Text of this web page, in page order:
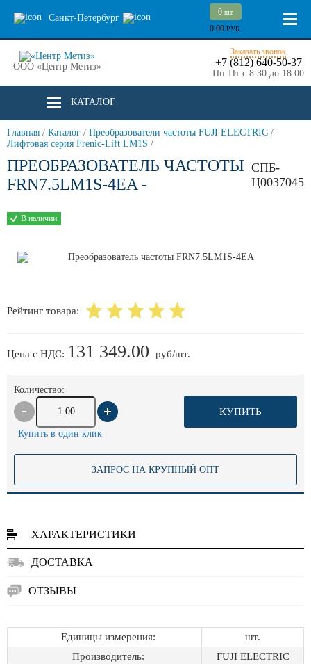
Санкт-Петербург
0 шт.
0.00 РУБ.
ООО «Центр Метиз»
Заказать звонок
+7 (812) 640-50-37
Пн-Пт с 8:30 до 18:00
КАТАЛОГ
Главная / Каталог / Преобразователи частоты FUJI ELECTRIC /
Лифтовая серия Frenic-Lift LM1S /
ПРЕОБРАЗОВАТЕЛЬ ЧАСТОТЫ
FRN7.5LM1S-4EA -
СПБ-
Ц0037045
В наличии
Рейтинг товара:
Цена с НДС: 131 349.00 руб/шт.
Количество:
КУПИТЬ
Купить в один клик
ЗАПРОС НА КРУПНЫЙ ОПТ
ХАРАКТЕРИСТИКИ
ДОСТАВКА
ОТЗЫВЫ
Единицы измерения:
шт.
Производитель:
FUJI ELECTRIC